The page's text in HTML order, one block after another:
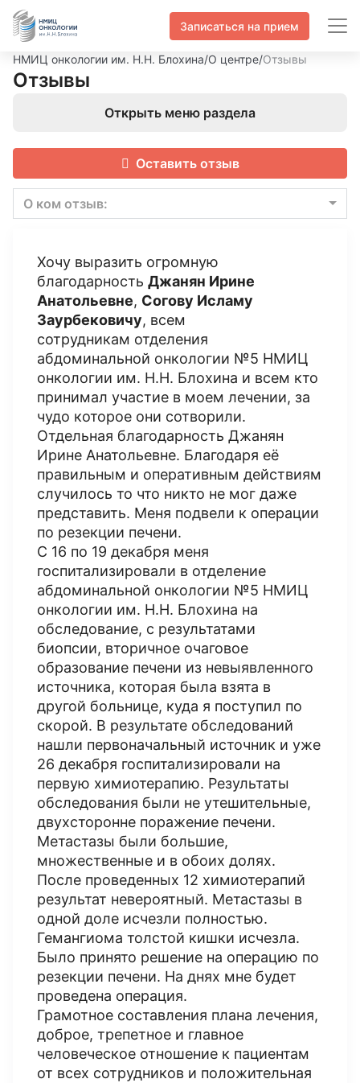
Записаться на прием
НМИЦ онкологии им. Н.Н. Блохина/О центре/Отзывы
Отзывы
Открыть меню раздела
Оставить отзыв
О ком отзыв:
Хочу выразить огромную
благодарность Джанян Ирине
Анатольевне, Согову Исламу
Заурбековичу, всем
сотрудникам отделения
абдоминальной онкологии №5 НМИЦ
онкологии им. Н.Н. Блохина и всем кто
принимал участие в моем лечении, за
чудо которое они сотворили.
Отдельная благодарность Джанян
Ирине Анатольевне. Благодаря её
правильным и оперативным действиям
случилось то что никто не мог даже
представить. Меня подвели к операции
по резекции печени.
С 16 по 19 декабря меня
госпитализировали в отделение
абдоминальной онкологии №5 НМИЦ
онкологии им. Н.Н. Блохина на
обследование, с результатами
биопсии, вторичное очаговое
образование печени из невыявленного
источника, которая была взята в
другой больнице, куда я поступил по
скорой. В результате обследований
нашли первоначальный источник и уже
26 декабря госпитализировали на
первую химиотерапию. Результаты
обследования были не утешительные,
двухсторонне поражение печени.
Метастазы были большие,
множественные и в обоих долях.
После проведенных 12 химиотерапий
результат невероятный. Метастазы в
одной доле исчезли полностью.
Гемангиома толстой кишки исчезла.
Было принято решение на операцию по
резекции печени. На днях мне будет
проведена операция.
Грамотное составления плана лечения,
доброе, трепетное и главное
человеческое отношение к пациентам
от всех сотрудников и положительная